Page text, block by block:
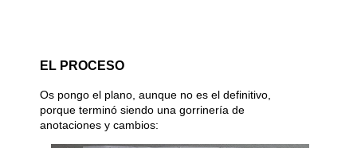
EL PROCESO
Os pongo el plano, aunque no es el definitivo,
porque terminó siendo una gorrinería de
anotaciones y cambios: